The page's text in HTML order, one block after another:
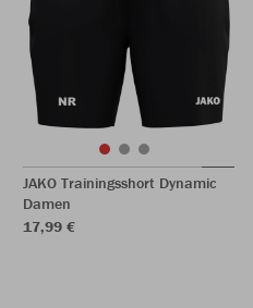
JAKO Trainingsshort Dynamic
Damen
17,99 €